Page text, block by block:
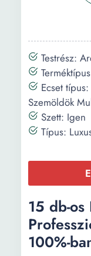
Testrész:
Ecset
Szemöldök
Szett: Igen
Típus:
15 db-os
100%-